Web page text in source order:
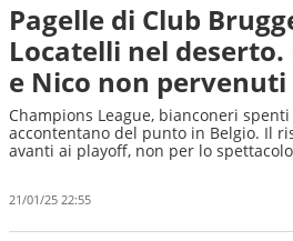
Pagelle di Club
Locatelli nel
e Nico non pervenuti
Champions League, bianconeri
accontentano del punto in Belgio. Il
avanti ai playoff, non per lo
21/01/25 22:55